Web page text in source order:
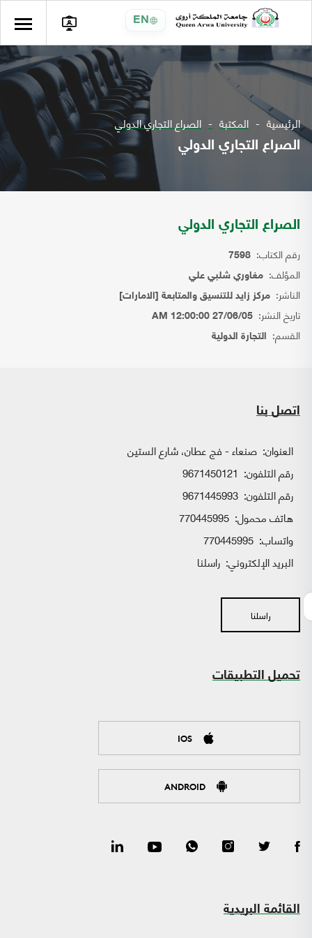
EN
الرئيسية المكتبة الصراع التجاري الدولي
الصراع التجاري الدولي
الصراع التجاري الدولي
رقم الكتاب: 7598
المؤلف: مغاوري شلبي علي
الناشر: مركز زايد للتنسيق والمتابعة [الامارات]
تاريخ النشر: 27/06/05 12:00:00 AM
القسم: التجارة الدولية
اتصل بنا
العنوان: صنعاء - فج عطان، شارع الستين
رقم التلفون: 9671450121
رقم التلفون: 9671445993
هاتف محمول: 770445995
واتساب:
البريد الإلكتروني: راسلنا
راسلنا
تحميل التطبيقات
IOS
ANDROID
القائمة البريدية